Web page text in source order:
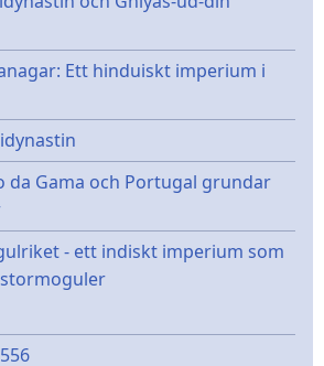
Ett hinduiskt imperium i
da Gama och Portugal grundar
- ett indiskt imperium som